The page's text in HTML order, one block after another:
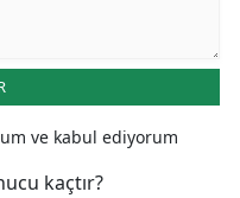
ve kabul ediyorum
kaçtır?